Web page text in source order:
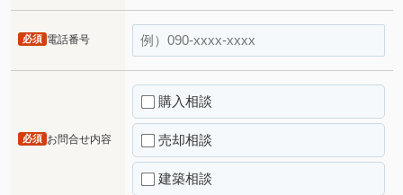
電話番号
必須
お問合せ内容
必須
購入相談
売却相談
建築相談